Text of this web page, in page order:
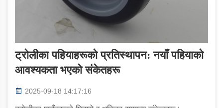
ट्रोलीका पहियाहरूको प्रतिस्थापन: नयाँ पहियाको
आवश्यकता भएको संकेतहरू
2025-09-18 14:17:16